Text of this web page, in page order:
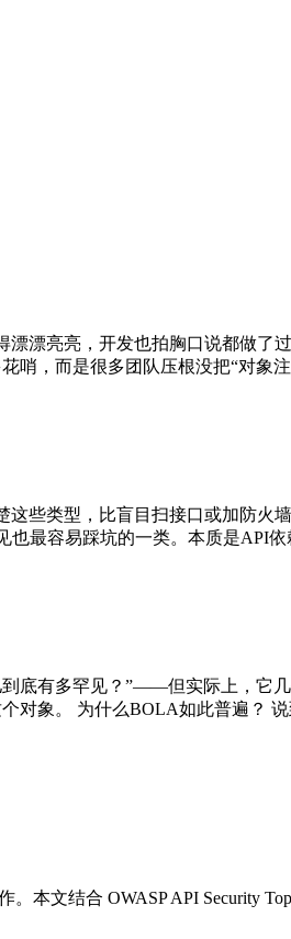
漂亮亮，开发也拍胸口说都做了
哨，而是很多团队压根没把“对象
些类型，比盲目扫接口或加防火墙
最容易踩坑的一类。本质是API依
底有多罕见？”——但实际上，它
对象。 为什么BOLA如此普遍？ 说
本文结合 OWASP API Security